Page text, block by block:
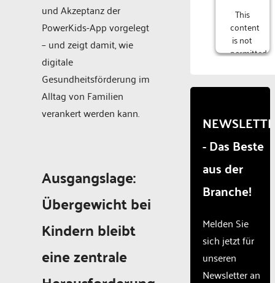
und Akzeptanz der
PowerKids-App vorgelegt
– und zeigt damit, wie
digitale
Gesundheitsförderung im
Alltag von Familien
verankert werden kann.
Ausgangslage:
Übergewicht bei
Kindern bleibt
eine zentrale
This
content
is not
permitted
due to
that
are
not
disclosed
to the
The
owner
needs
to
setup
the
- Das Beste
aus der
Branche!
Melden Sie
sich jetzt für
unseren
Newsletter an